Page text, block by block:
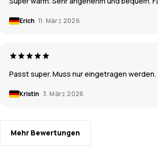
Erich 11. März 2026
Passt super. Muss nur eingetragen werden.
Kristin 3. März 2026
Mehr Bewertungen